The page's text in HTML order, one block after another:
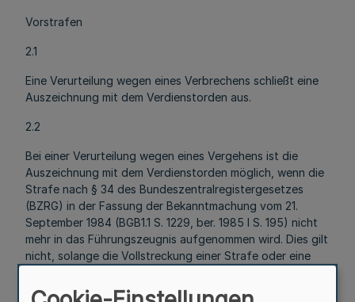
Vorstrafen
2.1
Eine Verurteilung wegen eines Verbrechens schließt eine
Auszeichnung mit dem Verdienstorden aus.
2.2
Bei einer Verurteilung wegen eines Vergehens ist die
Auszeichnung mit dem Verdienstorden möglich, wenn die
Strafe nach § 34 des Bundeszentralregistergesetzes
(BZRG) in der Fassung der Bekanntmachung vom 21.
September 1984 (BGB1.1 S. 1229, ber. 1985 I S. 195) nicht
mehr in das Führungszeugnis aufgenommen wird. Dies gilt
nicht, solange die Vollstreckung einer Strafe oder eine
erledigt ist. Verurteilungen, die nach § 32 Abs. 2 BZRG